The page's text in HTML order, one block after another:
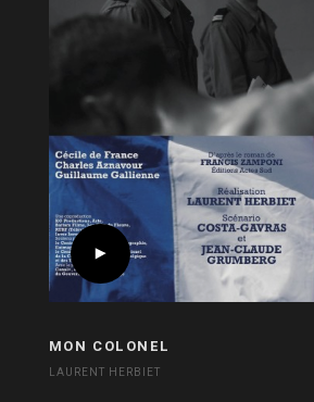
MON COLONEL
LAURENT HERBIET